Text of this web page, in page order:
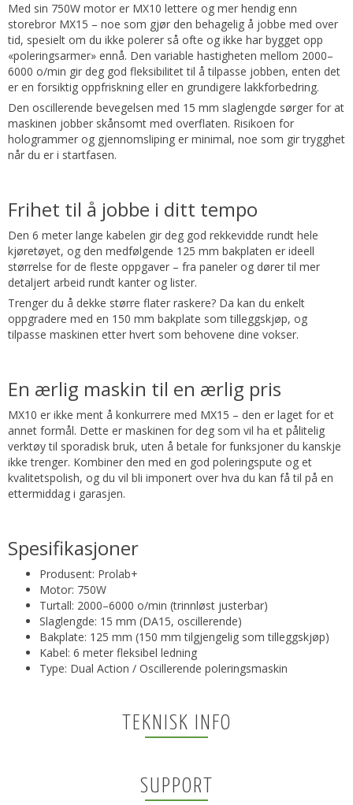
Med sin 750W motor er MX10 lettere og mer hendig enn
storebror MX15 – noe som gjør den behagelig å jobbe med over
tid, spesielt om du ikke polerer så ofte og ikke har bygget opp
«poleringsarmer» ennå. Den variable hastigheten mellom 2000–
6000 o/min gir deg god fleksibilitet til å tilpasse jobben, enten det
er en forsiktig oppfriskning eller en grundigere lakkforbedring.
Den oscillerende bevegelsen med 15 mm slaglengde sørger for at
maskinen jobber skånsomt med overflaten. Risikoen for
hologrammer og gjennomsliping er minimal, noe som gir trygghet
når du er i startfasen.
Frihet til å jobbe i ditt tempo
Den 6 meter lange kabelen gir deg god rekkevidde rundt hele
kjøretøyet, og den medfølgende 125 mm bakplaten er ideell
størrelse for de fleste oppgaver – fra paneler og dører til mer
detaljert arbeid rundt kanter og lister.
Trenger du å dekke større flater raskere? Da kan du enkelt
oppgradere med en 150 mm bakplate som tilleggskjøp, og
tilpasse maskinen etter hvert som behovene dine vokser.
En ærlig maskin til en ærlig pris
MX10 er ikke ment å konkurrere med MX15 – den er laget for et
annet formål. Dette er maskinen for deg som vil ha et pålitelig
verktøy til sporadisk bruk, uten å betale for funksjoner du kanskje
ikke trenger. Kombiner den med en god poleringspute og et
kvalitetspolish, og du vil bli imponert over hva du kan få til på en
ettermiddag i garasjen.
Spesifikasjoner
Produsent: Prolab+
Motor: 750W
Turtall: 2000–6000 o/min (trinnløst justerbar)
Slaglengde: 15 mm (DA15, oscillerende)
Bakplate: 125 mm (150 mm tilgjengelig som tilleggskjøp)
Kabel: 6 meter fleksibel ledning
Type: Dual Action / Oscillerende poleringsmaskin
TEKNISK INFO
SUPPORT